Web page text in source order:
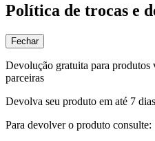
Política de trocas e
Fechar
Devolução gratuita para produtos
parceiras
Devolva seu produto em até 7
Para devolver o produto consulte: